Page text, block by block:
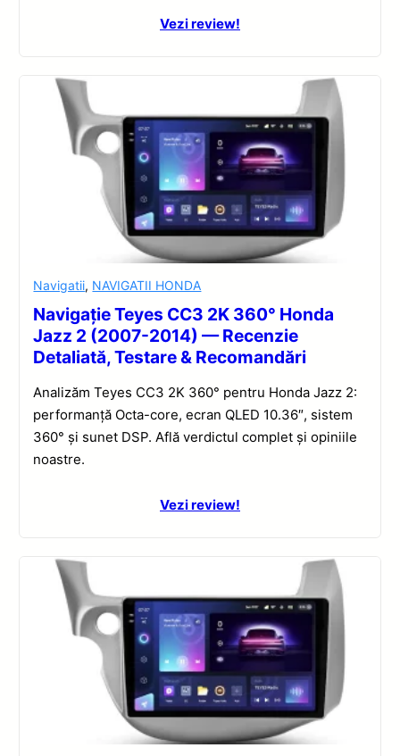
Vezi review!
Navigatii, NAVIGATII HONDA
Navigație Teyes CC3 2K 360° Honda
Jazz 2 (2007-2014) — Recenzie
Detaliată, Testare & Recomandări
Analizăm Teyes CC3 2K 360° pentru Honda Jazz 2:
performanță Octa-core, ecran QLED 10.36″, sistem
360° și sunet DSP. Află verdictul complet și opiniile
noastre.
Vezi review!